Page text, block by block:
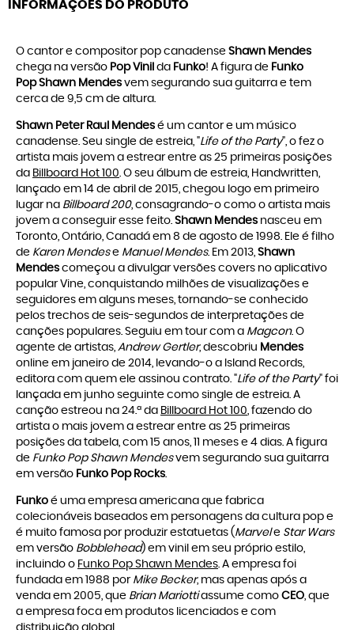
INFORMAÇÕES DO PRODUTO
O cantor e compositor pop canadense Shawn Mendes
chega na versão Pop Vinil da Funko! A figura de Funko
Pop Shawn Mendes vem segurando sua guitarra e tem
cerca de 9,5 cm de altura.
Shawn Peter Raul Mendes é um cantor e um músico
canadense. Seu single de estreia, "Life of the Party", o fez o
artista mais jovem a estrear entre as 25 primeiras posições
da Billboard Hot 100. O seu álbum de estreia, Handwritten,
lançado em 14 de abril de 2015, chegou logo em primeiro
lugar na Billboard 200, consagrando-o como o artista mais
jovem a conseguir esse feito. Shawn Mendes nasceu em
Toronto, Ontário, Canadá em 8 de agosto de 1998. Ele é filho
de Karen Mendese Manuel Mendes. Em 2013, Shawn
Mendes começou a divulgar versões covers no aplicativo
popular Vine, conquistando milhões de visualizações e
seguidores em alguns meses, tornando-se conhecido
pelos trechos de seis-segundos de interpretações de
canções populares. Seguiu em tour com a Magcon. O
agente de artistas, Andrew Gertler, descobriu Mendes
online em janeiro de 2014, levando-o a Island Records,
editora com quem ele assinou contrato. "Life of the Party" foi
lançada em junho seguinte como single de estreia. A
canção estreou na 24.ª da Billboard Hot 100, fazendo do
artista o mais jovem a estrear entre as 25 primeiras
posições da tabela, com 15 anos, 11 meses e 4 dias. A figura
de Funko Pop Shawn Mendesvem segurando sua guitarra
em versão Funko Pop Rocks.
Funko é uma empresa americana que fabrica
colecionáveis baseados em personagens da cultura pop e
é muito famosa por produzir estatuetas (Marvele Star Wars
em versão Bobblehead) em vinil em seu próprio estilo,
incluindo o Funko Pop Shawn Mendes. A empresa foi
fundada em 1988 por Mike Becker, mas apenas após a
venda em 2005, que Brian Mariottiassume como CEO, que
a empresa foca em produtos licenciados e com